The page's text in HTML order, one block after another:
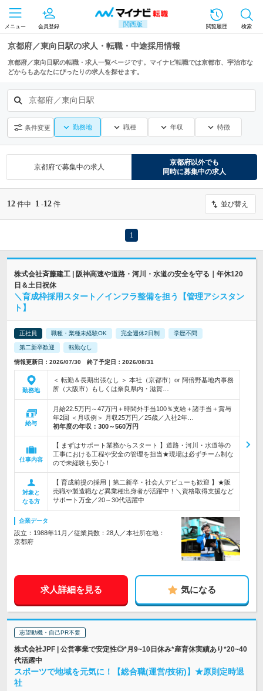
関西版
メニュー 会員登録 閲覧履歴 検索
京都府／東向日駅の求人・転職・中途採用情報
京都府／東向日駅の転職・求人一覧ページです。マイナビ転職では京都市、宇治市な
どからもあなたにぴったりの求人を探せます。
京都府／東向日駅
条件変更 勤務地 職種 年収 特徴
京都府で募集中の求人
京都府以外でも
同時に募集中の求人
12 件中 1 -12 件 並び替え
1
株式会社斉藤建工 | 阪神高速や道路・河川・水道の安全を守る｜年休120
日＆土日祝休
＼育成枠採用スタート／インフラ整備を担う【管理アシスタン
ト】
正社員 職種・業種未経験OK 完全週休2日制 学歴不問
第二新卒歓迎 転勤なし
情報更新日：2026/07/30 終了予定日：2026/08/31
勤務地
＜ 転勤＆長期出張なし ＞ 本社（京都市）or 阿倍野基地内事務
所（大阪市）もしくは奈良県内・滋賀…
給与
月給22.5万円～47万円＋時間外手当100％支給＋諸手当＋賞与
年2回 ＜月収例＞ 月収25万円／25歳／入社2年…
初年度の年収： 300～560万円
仕事内容
【 まずはサポート業務からスタート 】道路・河川・水道等の
工事における工程や安全の管理を担当★現場は必ずチーム制な
ので未経験も安心！
対象と
なる方
【 育成前提の採用｜第二新卒・社会人デビューも歓迎 】★販
売職や製造職など異業種出身者が活躍中！＼資格取得支援など
サポート万全／20～30代活躍中
企業データ
設立：1988年11月／従業員数：28人／本社所在地：
京都府
求人詳細を見る 気になる
志望動機・自己PR不要
株式会社JPF | 公営事業で安定性◎*月9~10日休み*産育休実績あり*20~40
代活躍中
スポーツで地域を元気に！【総合職(運営/技術)】★原則定時退
社